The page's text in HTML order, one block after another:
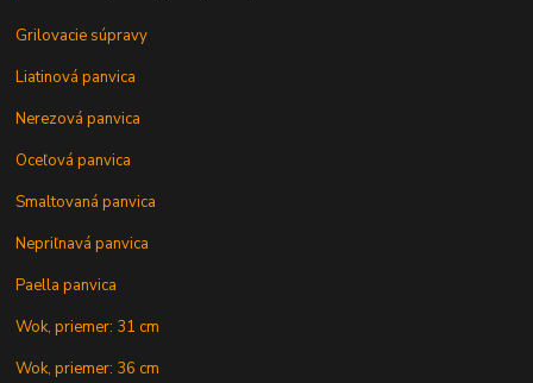
Grilovacie súpravy
Liatinová panvica
Nerezová panvica
Oceľová panvica
Smaltovaná panvica
Nepriľnavá panvica
Paella panvica
Wok, priemer: 31 cm
Wok, priemer: 36 cm